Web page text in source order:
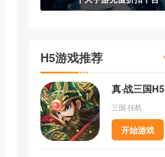
H5游戏推荐
真·战三国H5
三国·挂机
开始游戏